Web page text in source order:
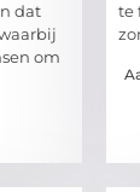
dat
om
te